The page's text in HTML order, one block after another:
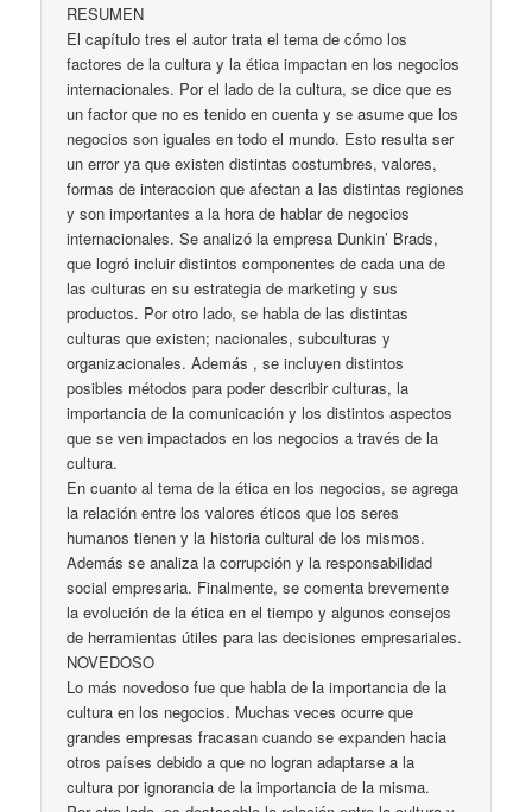
RESUMEN
El capítulo tres el autor trata el tema de cómo los
factores de la cultura y la ética impactan en los negocios
internacionales. Por el lado de la cultura, se dice que es
un factor que no es tenido en cuenta y se asume que los
negocios son iguales en todo el mundo. Esto resulta ser
un error ya que existen distintas costumbres, valores,
formas de interaccion que afectan a las distintas regiones
y son importantes a la hora de hablar de negocios
internacionales. Se analizó la empresa Dunkin’ Brads,
que logró incluir distintos componentes de cada una de
las culturas en su estrategia de marketing y sus
productos. Por otro lado, se habla de las distintas
culturas que existen; nacionales, subculturas y
organizacionales. Además , se incluyen distintos
posibles métodos para poder describir culturas, la
importancia de la comunicación y los distintos aspectos
que se ven impactados en los negocios a través de la
cultura.
En cuanto al tema de la ética en los negocios, se agrega
la relación entre los valores éticos que los seres
humanos tienen y la historia cultural de los mismos.
Además se analiza la corrupción y la responsabilidad
social empresaria. Finalmente, se comenta brevemente
la evolución de la ética en el tiempo y algunos consejos
de herramientas útiles para las decisiones empresariales.
NOVEDOSO
Lo más novedoso fue que habla de la importancia de la
cultura en los negocios. Muchas veces ocurre que
grandes empresas fracasan cuando se expanden hacia
otros países debido a que no logran adaptarse a la
cultura por ignorancia de la importancia de la misma.